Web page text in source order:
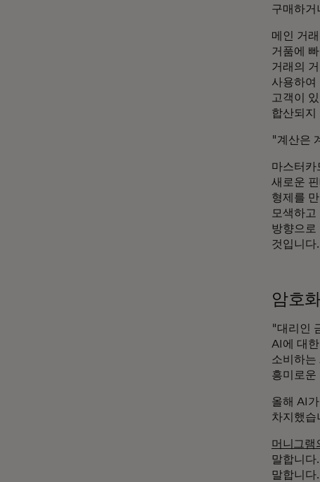
구매하거
메인 거
거품에
거래의
사용하여
고객이
합산되지
"계산은
마스터카
새로운
형제를
모색하
방향으로
것입니다
암호
"대리인
AI에 대
소비하는
흥미로운
올해 AI
차지했습
머니그램
말합니다
말합니다